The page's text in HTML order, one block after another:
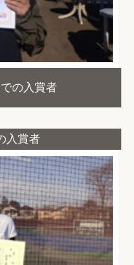
の入賞者
入賞者